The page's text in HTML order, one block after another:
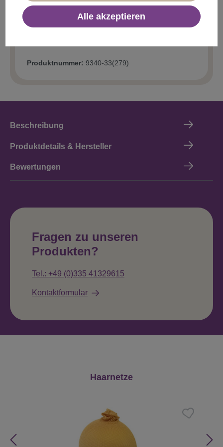
Produktnummer: 9340-33(279)
Beschreibung
Produktdetails & Hersteller
Bewertungen
Fragen zu unseren
Produkten?
Tel.: +49 (0)335 41329615
Kontaktformular
Produktgalerie überspringen
Haarnetze
Alle akzeptieren